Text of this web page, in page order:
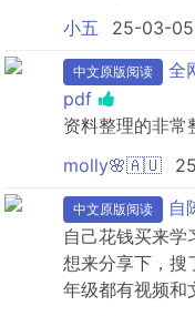
全，适合3-8岁
变成了生活中孩
强大的图像学习
常用的汉字转换
图片，充...
小五 25-03-05
中文原版阅读
全
pdf
资料整理的非常
molly🌸🇦🇺
中文原版阅读
自
自己花钱买来
想来分享下，搜
年级都有视频和